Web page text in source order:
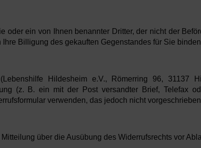
oder ein von Ihnen benannter Dritter, der nicht der
Billigung des gekauften Gegenstandes für Sie
Hildesheim e.V., Römerring 96, 31137
(z. B. ein mit der Post versandter Brief, Telefax
verwenden, das jedoch nicht
über die Ausübung des Widerrufsrechts vor